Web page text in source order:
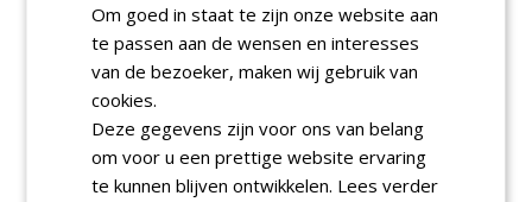
06-08-2026, Ven-Zelderheide
Groeiplaats specialist bij
Boomtotaalzorg32-40 uur
Boominspecteur bij
Boomtotaalzorg24-40 uur
30-07-2026, Schalkwijk
Om goed in staat te zijn onze website aan
te passen aan de wensen en interesses
van de bezoeker, maken wij gebruik van
cookies.
Deze gegevens zijn voor ons van belang
om voor u een prettige website ervaring
te kunnen blijven ontwikkelen. Lees verder